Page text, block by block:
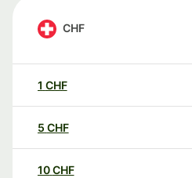
CHF
1 CHF
5 CHF
10CHF